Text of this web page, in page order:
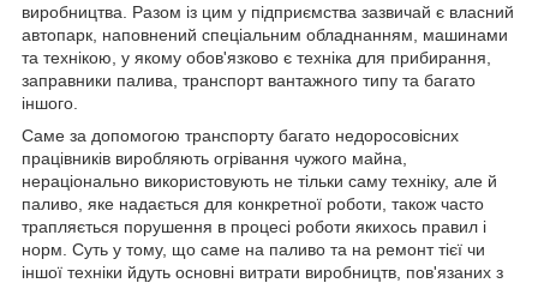
виробництва. Разом із цим у підприємства зазвичай є власний
автопарк, наповнений спеціальним обладнанням, машинами
та технікою, у якому обов'язково є техніка для прибирання,
заправники палива, транспорт вантажного типу та багато
іншого.
Саме за допомогою транспорту багато недоросовісних
працівників виробляють огрівання чужого майна,
нераціонально використовують не тільки саму техніку, але й
паливо, яке надається для конкретної роботи, також часто
трапляється порушення в процесі роботи якихось правил і
норм. Суть у тому, що саме на паливо та на ремонт тієї чи
іншої техніки йдуть основні витрати виробництв, пов'язаних з